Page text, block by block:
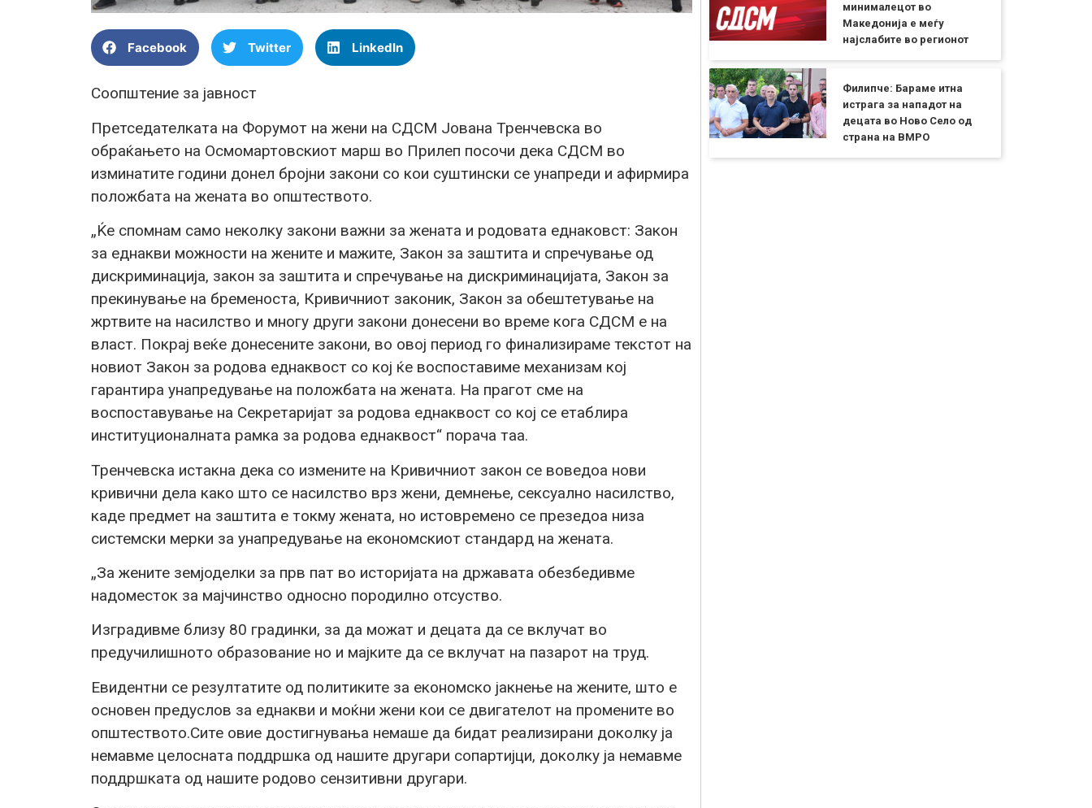
Facebook Twitter LinkedIn
Соопштение за јавност
Претседателката на Форумот на жени на СДСМ Јована Тренчевска во
обраќањето на Осмомартовскиот марш во Прилеп посочи дека СДСМ во
изминатите години донел бројни закони со кои суштински се унапреди и афирмира
положбата на жената во општеството.
„Ќе спомнам само неколку закони важни за жената и родовата еднаковст: Закон
за еднакви можности на жените и мажите, Закон за заштита и спречување од
дискриминација, закон за заштита и спречување на дискриминацијата, Закон за
прекинување на бременоста, Кривичниот законик, Закон за обештетување на
жртвите на насилство и многу други закони донесени во време кога СДСМ е на
власт. Покрај веќе донесените закони, во овој период го финализираме текстот на
новиот Закон за родова еднаквост со кој ќе воспоставиме механизам кој
гарантира унапредување на положбата на жената. На прагот сме на
воспоставување на Секретаријат за родова еднаквост со кој се етаблира
институционалната рамка за родова еднаквост“ порача таа.
Тренчевска истакна дека со измените на Кривичниот закон се воведоа нови
кривични дела како што се насилство врз жени, демнење, сексуално насилство,
каде предмет на заштита е токму жената, но истовремено се презедоа низа
системски мерки за унапредување на економскиот стандард на жената.
„За жените земјоделки за прв пат во историјата на државата обезбедивме
надоместок за мајчинство односно породилно отсуство.
Изградивме близу 80 градинки, за да можат и децата да се вклучат во
предучилишното образование но и мајките да се вклучат на пазарот на труд.
Евидентни се резултатите од политиките за економско јакнење на жените, што е
основен предуслов за еднакви и моќни жени кои се двигателот на промените во
општеството.Сите овие достигнувања немаше да бидат реализирани доколку ја
немавме целосната поддршка од нашите другари сопартијци, доколку ја немавме
поддршката од нашите родово сензитивни другари.
минималецот во
Македонија е меѓу
најслабите во регионот
Филипче: Бараме итна
истрага за нападот на
децата во Ново Село од
страна на ВМРО